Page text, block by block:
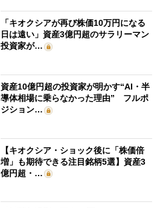
「キオクシアが再び株価10万円になる
日は遠い」資産3億円超のサラリーマン
投資家が…
資産10億円超の投資家が明かす“AI・半
導体相場に乗らなかった理由” フルポ
ジション…
【キオクシア・ショック後に「株価倍
増」も期待できる注目銘柄5選】資産3
億円超・…